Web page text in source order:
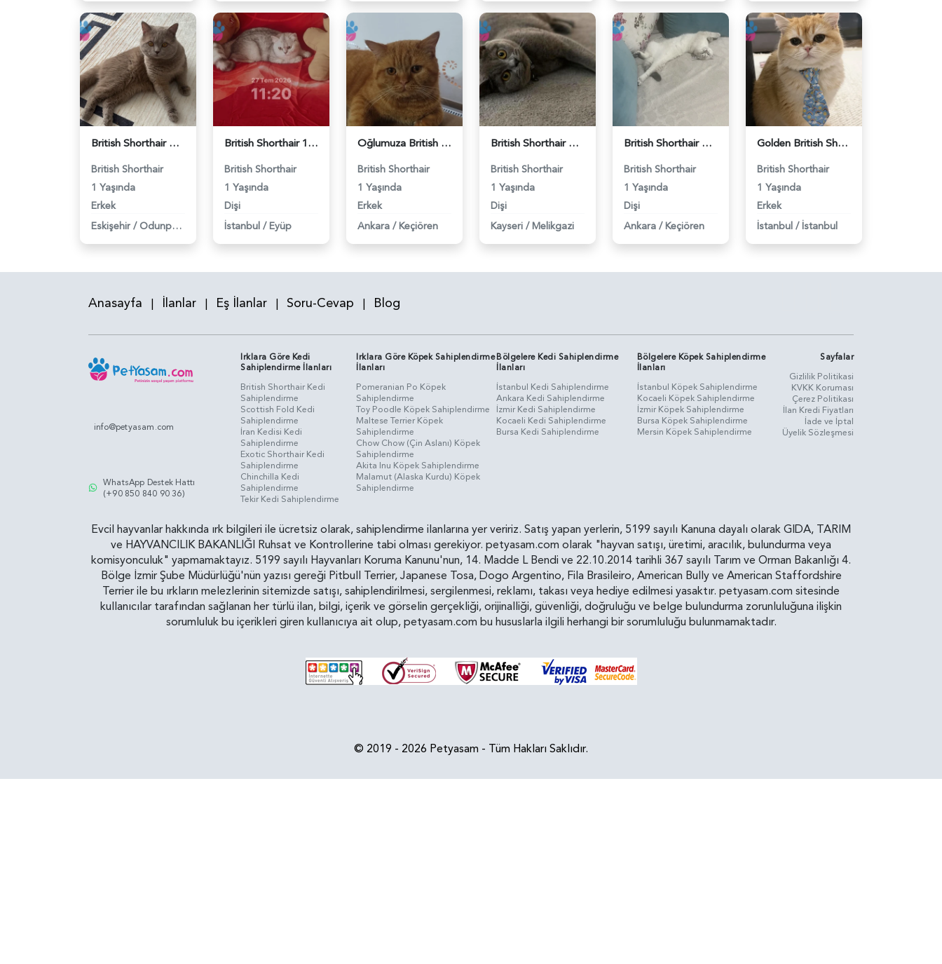
British Shorthair Oğlumuza eş arıyoruz - 118984638
British Shorthair
1 Yaşında
Erkek
Eskişehir / Odunpazarı
British Shorthair 11 Aylık Kızım Eş Arıyor - 118984640
British Shorthair
1 Yaşında
Dişi
İstanbul / Eyüp
Oğlumuza British güzel dişi arıyoruz - 118984620
British Shorthair
1 Yaşında
Erkek
Ankara / Keçiören
British Shorthair Kızım Mila'ya eş arıyorum - 118984614
British Shorthair
1 Yaşında
Dişi
Kayseri / Melikgazi
British Shorthair Dişi Kedim Eş Arıyor - 118984618
British Shorthair
1 Yaşında
Dişi
Ankara / Keçiören
Golden British Shorthair 1 Yaşında Eş Arıyor - 118984604
British Shorthair
1 Yaşında
Erkek
İstanbul / İstanbul
Anasayfa | İlanlar | Eş İlanlar | Soru-Cevap | Blog
info@petyasam.com
WhatsApp Destek Hattı
(+90 850 840 90 36)
Irklara Göre Kedi
Sahiplendirme İlanları
British Shorthair Kedi
Sahiplendirme
Scottish Fold Kedi
Sahiplendirme
İran Kedisi Kedi
Sahiplendirme
Exotic Shorthair Kedi
Sahiplendirme
Chinchilla Kedi
Sahiplendirme
Tekir Kedi Sahiplendirme
Irklara Göre Köpek Sahiplendirme
İlanları
Pomeranian Po Köpek
Sahiplendirme
Toy Poodle Köpek Sahiplendirme
Maltese Terrier Köpek
Sahiplendirme
Chow Chow (Çin Aslanı) Köpek
Sahiplendirme
Akita Inu Köpek Sahiplendirme
Malamut (Alaska Kurdu) Köpek
Sahiplendirme
Bölgelere Kedi Sahiplendirme
İlanları
İstanbul Kedi Sahiplendirme
Ankara Kedi Sahiplendirme
İzmir Kedi Sahiplendirme
Kocaeli Kedi Sahiplendirme
Bursa Kedi Sahiplendirme
Bölgelere Köpek Sahiplendirme
İlanları
İstanbul Köpek Sahiplendirme
Kocaeli Köpek Sahiplendirme
İzmir Köpek Sahiplendirme
Bursa Köpek Sahiplendirme
Mersin Köpek Sahiplendirme
Sayfalar
Gizlilik Politikasi
KVKK Koruması
Çerez Politikası
İlan Kredi Fiyatları
İade ve İptal
Üyelik Sözleşmesi
Evcil hayvanlar hakkında ırk bilgileri ile ücretsiz olarak, sahiplendirme ilanlarına yer veririz. Satış yapan yerlerin, 5199 sayılı Kanuna dayalı olarak GIDA, TARIM
ve HAYVANCILIK BAKANLIĞI Ruhsat ve Kontrollerine tabi olması gerekiyor. petyasam.com olarak "hayvan satışı, üretimi, aracılık, bulundurma veya
komisyonculuk" yapmamaktayız. 5199 sayılı Hayvanları Koruma Kanunu'nun, 14. Madde L Bendi ve 22.10.2014 tarihli 367 sayılı Tarım ve Orman Bakanlığı 4.
Bölge İzmir Şube Müdürlüğü'nün yazısı gereği Pitbull Terrier, Japanese Tosa, Dogo Argentino, Fila Brasileiro, American Bully ve American Staffordshire
Terrier ile bu ırkların melezlerinin sitemizde satışı, sahiplendirilmesi, sergilenmesi, reklamı, takası veya hediye edilmesi yasaktır. petyasam.com sitesinde
kullanıcılar tarafından sağlanan her türlü ilan, bilgi, içerik ve görselin gerçekliği, orijinalliği, güvenliği, doğruluğu ve belge bulundurma zorunluluğuna ilişkin
sorumluluk bu içerikleri giren kullanıcıya ait olup, petyasam.com bu hususlarla ilgili herhangi bir sorumluluğu bulunmamaktadır.
© 2019 - 2026 Petyasam - Tüm Hakları Saklıdır.